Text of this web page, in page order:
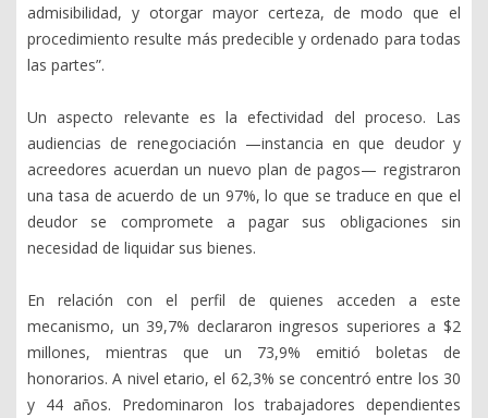
admisibilidad, y otorgar mayor certeza, de modo que el
procedimiento resulte más predecible y ordenado para todas
las partes”.
Un aspecto relevante es la efectividad del proceso. Las
audiencias de renegociación —instancia en que deudor y
acreedores acuerdan un nuevo plan de pagos— registraron
una tasa de acuerdo de un 97%, lo que se traduce en que el
deudor se compromete a pagar sus obligaciones sin
necesidad de liquidar sus bienes.
En relación con el perfil de quienes acceden a este
mecanismo, un 39,7% declararon ingresos superiores a $2
millones, mientras que un 73,9% emitió boletas de
honorarios. A nivel etario, el 62,3% se concentró entre los 30
y 44 años. Predominaron los trabajadores dependientes